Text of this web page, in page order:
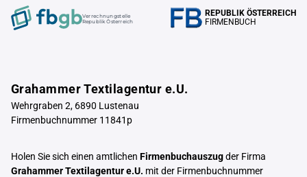
Verrechnungstelle
Republik Österreich
REPUBLIK ÖSTERREICH
FIRMENBUCH
Grahammer Textilagentur e.U.
Wehrgraben 2, 6890 Lustenau
Firmenbuchnummer 11841p
Holen Sie sich einen amtlichen Firmenbuchauszugder Firma
Grahammer Textilagentur e.U. mit der Firmenbuchnummer